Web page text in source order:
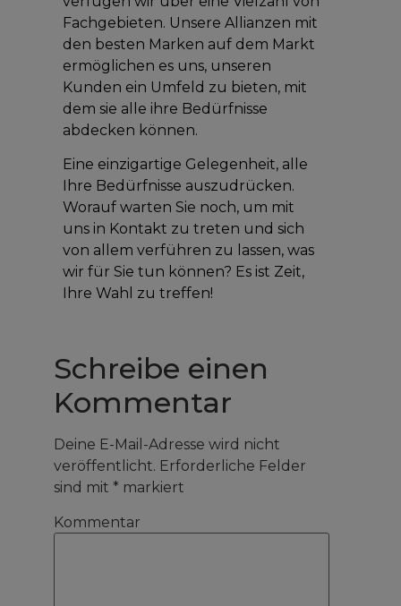
Fachgebieten. Unsere Allianzen mit
den besten Marken auf dem Markt
ermöglichen es uns, unseren
Kunden ein Umfeld zu bieten, mit
dem sie alle ihre Bedürfnisse
abdecken können.
Eine einzigartige Gelegenheit, alle
Ihre Bedürfnisse auszudrücken.
Worauf warten Sie noch, um mit
uns in Kontakt zu treten und sich
von allem verführen zu lassen, was
wir für Sie tun können? Es ist Zeit,
Ihre Wahl zu treffen!
Schreibe einen
Kommentar
Deine E-Mail-Adresse wird nicht
veröffentlicht. Erforderliche Felder
sind mit * markiert
Kommentar